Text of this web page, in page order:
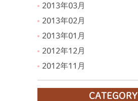
2013年03月
2013年02月
2013年01月
2012年12月
2012年11月
CATEGORY